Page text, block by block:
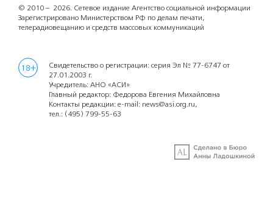
© 2010 – 2026. Сетевое издание Агентство социальной информации
Зарегистрировано Министерством РФ по делам печати,
телерадиовещанию и средств массовых коммуникаций
18+
Свидетельство о регистрации: серия Эл № 77-6747 от
27.01.2003 г.
Учредитель: АНО «АСИ»
Главный редактор: Федорова Евгения Михайловна
Контакты редакции: e-mail: news@asi.org.ru,
тел.: (495) 799-55-63